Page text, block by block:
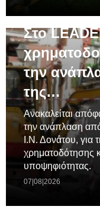
Στο
την
της…
Ανακαλείται
την ανάπλαση
Ι.Ν. Δονάτου, για
χρηματοδότησης
υποψηφιότητας.
07|08|2026